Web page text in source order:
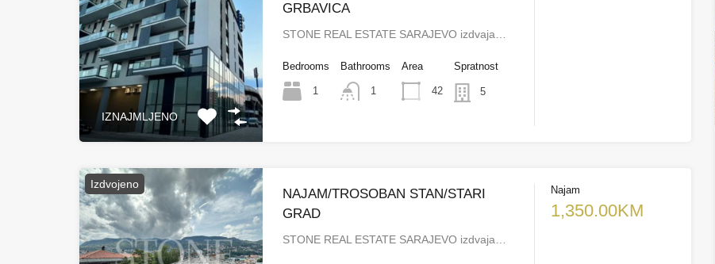
IZNAJMLJENO
GRBAVICA
STONE REAL ESTATE SARAJEVO izdvaja…
Bedrooms
1
Bathrooms
1
Area
42
Spratnost
5
Izdvojeno
NAJAM/TROSOBAN STAN/STARI
GRAD
STONE REAL ESTATE SARAJEVO izdvaja…
Najam
1,350.00KM